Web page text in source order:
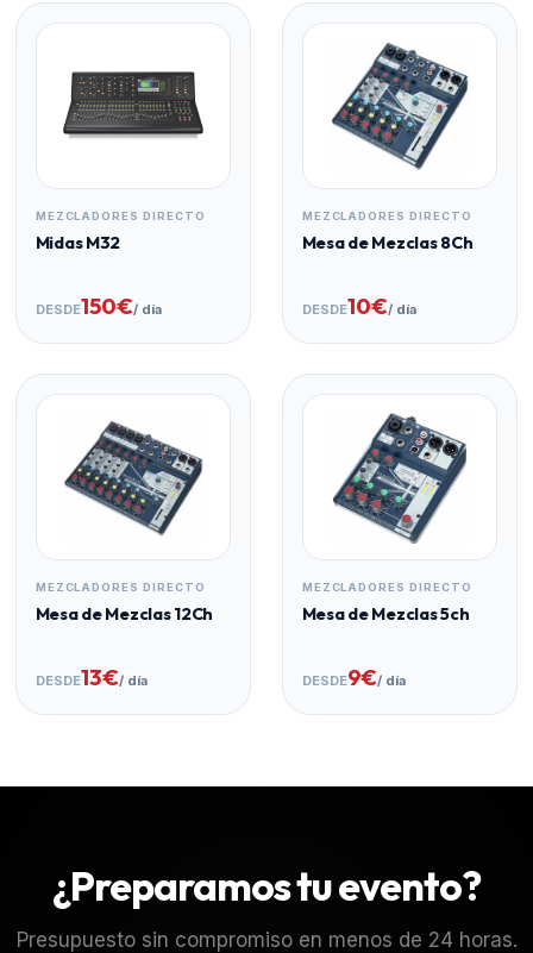
o como caja de inyección
4x XLR mono, 2x jack de 6,3 mm
(simétricas)
Salidas4x XLR mono, 2x Jack de 6,3 mm
(50 - 60 Hz)
Profundidad de la carcasa
Peso 1,7 kg
MEZCLADORES DIRECTO
Midas M32
DESDE150€/ día
MEZCLADORES DIRECTO
Mesa de Mezclas 8Ch
DESDE10€/ día
MEZCLADORES DIRECTO
Mesa de Mezclas 12Ch
DESDE13€/ día
MEZCLADORES DIRECTO
Mesa de Mezclas 5ch
DESDE9€/ día
¿Preparamos tu evento?
Presupuesto sin compromiso en menos de 24 horas.